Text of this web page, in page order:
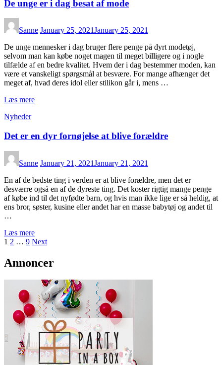
De unge er i dag besat af mode
Sanne January 25, 2021January 25, 2021
De unge mennesker i dag bruger flere penge på dyrt modetøj,
selvom man kan købe noget magen til meget billigere og i nogle
tilfælde af en bedre kvalitet. Hvem der i dag bestemmer moden, kan
være et vanskeligt spørgsmål at besvære. For mange afhænger det
meget af, hvad deres idol eller stilikon går i, mens …
Læs mere
Nyheder
Det er en dyr fornøjelse at blive forældre
Sanne January 21, 2021January 21, 2021
En af de bedste ting i verden er at blive forældre, men det er
desværre også en af de dyreste ting. Det koster rigtig mange penge
af købe ind til det nyfødte barn, og hvis man ikke lige er så heldig, at
ens bror, søster, kusine eller andet har en masse babytøj og andet til
…
Læs mere
Posts
pagination
Page
1 Page
2 … Page
9 Next
Annoncer